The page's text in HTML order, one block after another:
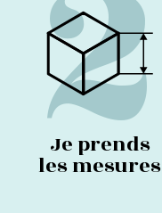
Je prends
les mesures